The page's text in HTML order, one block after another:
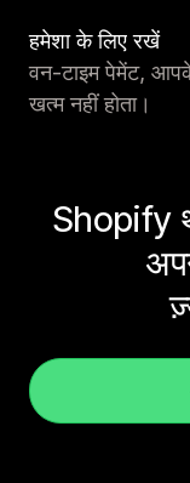
हमेशा के लिए रखें
वन-टाइम पेमेंट,
खत्म नहीं होता।
Shopify